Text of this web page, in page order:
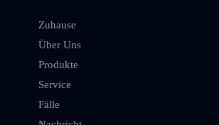
Zuhause
Über Uns
Produkte
Service
Fälle